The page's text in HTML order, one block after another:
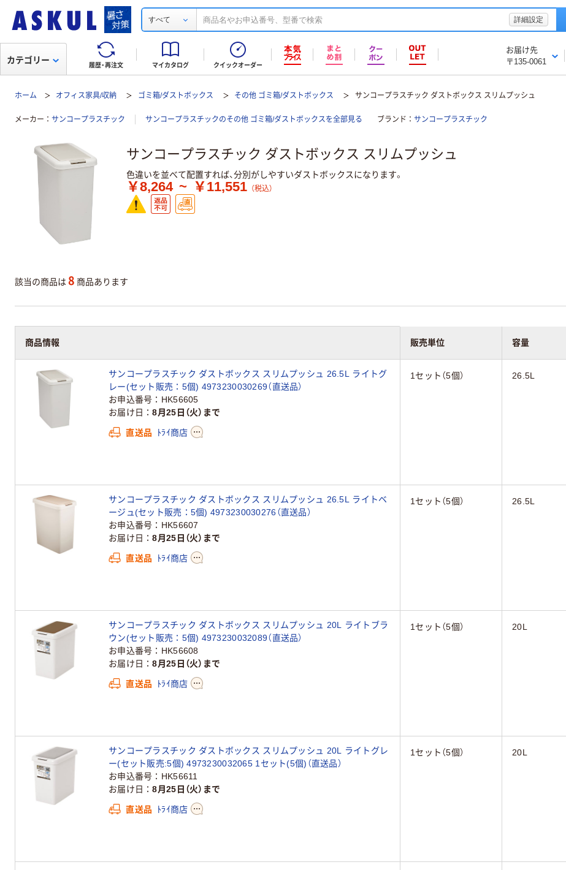
すべて 詳細設定
履歴・再注文 マイカタログ クイックオーダー
お届け先
〒135-0061
カテゴリー
ホーム オフィス家具/収納 ゴミ箱/ダストボックス その他 ゴミ箱/ダストボックス サンコープラスチック ダストボックス スリムプッシュ
メーカー サンコープラスチック サンコープラスチックのその他 ゴミ箱/ダストボックスを全部見る ブランド サンコープラスチック
サンコープラスチック ダストボックス スリムプッシュ
色違いを並べて配置すれば、分別がしやすいダストボックスになります。
￥8,264 ~ ￥11,551 （税込）
該当の商品は 8 商品あります
商品情報 販売単位 容量
サンコープラスチック ダストボックス スリムプッシュ 26.5L ライトグ
レー(セット販売：5個) 4973230030269（直送品）
お申込番号
HK56605
お届け日
8月25日（火）まで
直送品 ﾄﾗｲ商店
1セット（5個） 26.5L
サンコープラスチック ダストボックス スリムプッシュ 26.5L ライトベ
ージュ(セット販売：5個) 4973230030276（直送品）
お申込番号
HK56607
お届け日
8月25日（火）まで
直送品 ﾄﾗｲ商店
1セット（5個） 26.5L
サンコープラスチック ダストボックス スリムプッシュ 20L ライトブラ
ウン(セット販売：5個) 4973230032089（直送品）
お申込番号
HK56608
お届け日
8月25日（火）まで
直送品 ﾄﾗｲ商店
1セット（5個） 20L
サンコープラスチック ダストボックス スリムプッシュ 20L ライトグレ
ー(セット販売:5個) 4973230032065 1セット(5個)（直送品）
お申込番号
HK56611
お届け日
8月25日（火）まで
直送品 ﾄﾗｲ商店
1セット（5個） 20L